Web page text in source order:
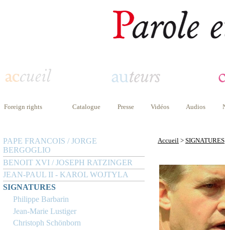
Foreign rights Catalogue Presse Vidéos Audios
PAPE FRANCOIS / JORGE
BERGOGLIO
BENOIT XVI / JOSEPH RATZINGER
JEAN-PAUL II - KAROL WOJTYLA
SIGNATURES
Philippe Barbarin
Jean-Marie Lustiger
Christoph Schönborn
Accueil > SIGNATURES